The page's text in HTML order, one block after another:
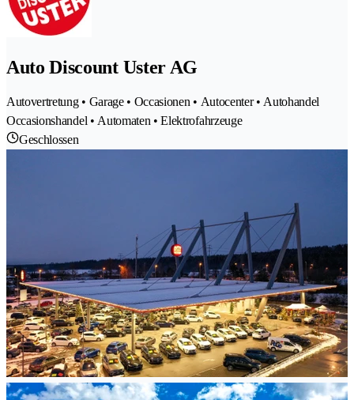
Auto Discount Uster AG
Autovertretung • Garage • Occasionen • Autocenter • Autohandel
Occasionshandel • Automaten • Elektrofahrzeuge
Geschlossen